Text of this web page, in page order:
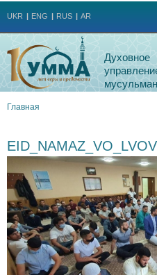
UKR ENG RUS AR
Духовное
здесь
Главная